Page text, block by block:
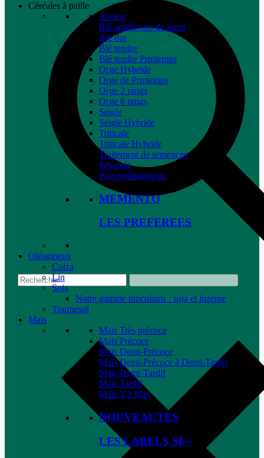
Céréales à paille
Avoine
Blé améliorant de force
Blé dur
Blé tendre
Blé tendre Printemps
Orge Hybride
Orge de Printemps
Orge 2 rangs
Orge 6 rangs
Seigle
Seigle Hybride
Triticale
Triticale Hybride
Traitement de semences
Féverole
Pois protéagineux
MEMENTO
LES PREFEREES
Oléagineux
Colza
Lin
Soja
Notre gamme inoculants : soja et luzerne
Tournesol
Maïs
Maïs Très précoce
Maïs Précoce
Maïs Demi-Précoce
Maïs Demi-Précoce à Demi-Tardif
Maïs Demi-Tardif
Maïs Tardif
Maïs V2 Max
NOUVEAUTES
LES LABELS SF+